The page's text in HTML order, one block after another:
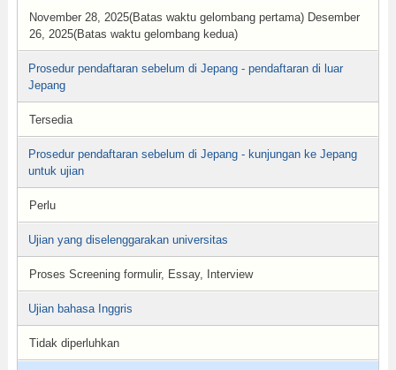
November 28, 2025(Batas waktu gelombang pertama) Desember
26, 2025(Batas waktu gelombang kedua)
Prosedur pendaftaran sebelum di Jepang - pendaftaran di luar
Jepang
Tersedia
Prosedur pendaftaran sebelum di Jepang - kunjungan ke Jepang
untuk ujian
Perlu
Ujian yang diselenggarakan universitas
Proses Screening formulir, Essay, Interview
Ujian bahasa Inggris
Tidak diperluhkan